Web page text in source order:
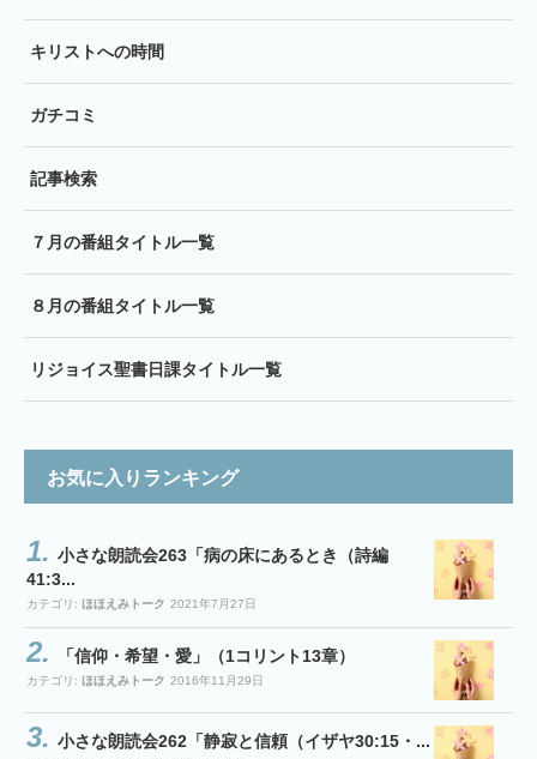
キリストへの時間
ガチコミ
記事検索
７月の番組タイトル一覧
８月の番組タイトル一覧
リジョイス聖書日課タイトル一覧
お気に入りランキング
小さな朗読会263「病の床にあるとき（詩編
41:3...
カテゴリ: ほほえみトーク 2021年7月27日
「信仰・希望・愛」（1コリント13章）
カテゴリ: ほほえみトーク 2016年11月29日
小さな朗読会262「静寂と信頼（イザヤ30:15・...